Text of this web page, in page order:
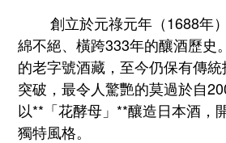
創立於元祿元年（1688年）
綿不絕、橫跨333年的釀酒歷史
的老字號酒藏，至今仍保有傳
突破，最令人驚艷的莫過於自
以**「花酵母」**釀造日本酒，
獨特風格。